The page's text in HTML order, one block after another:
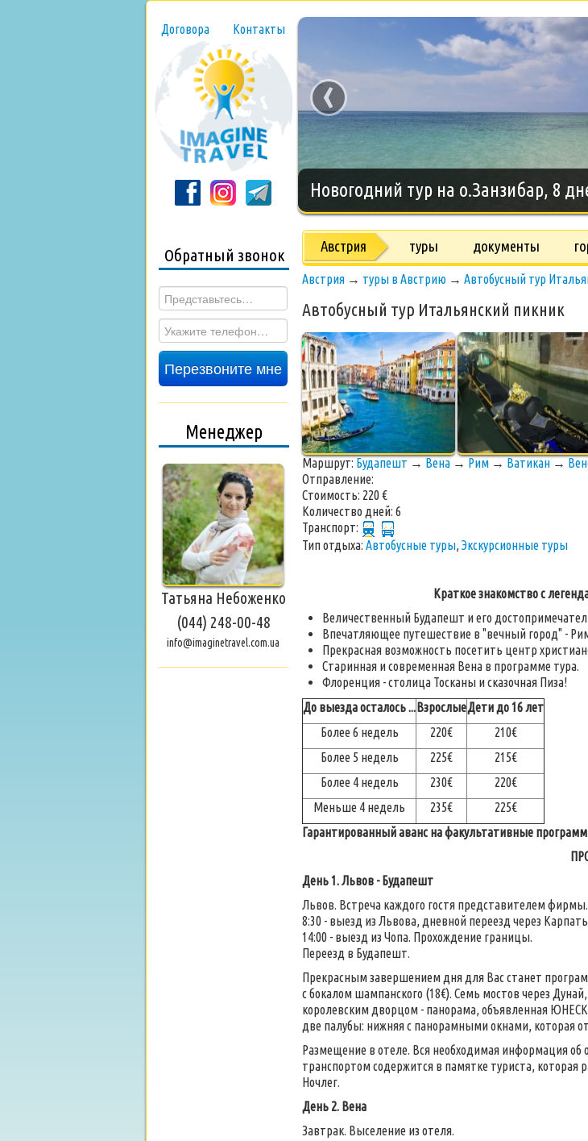
Договора Контакты
Новогодний тур на о.Занзибар, 8
‹
Обратный звонок
Перезвоните мне
Менеджер
Татьяна Небоженко
(044) 248-00-48
info@imaginetravel.com.ua
Австрия туры документы
Австрия → туры в Австрию → Автобусный тур
Автобусный тур Итальянский пикник
Маршрут: Будапешт → Вена → Рим → Ватикан →
Отправление:
Стоимость: 220 €
Количество дней: 6
Транспорт:
Тип отдыха: Автобусные туры,Экскурсионные туры
Краткое знакомство с
Величественный Будапешт и его
Впечатляющее путешествие в "вечный город" -
Прекрасная возможность посетить центр
Старинная и современная Вена в программе тура.
Флоренция - столица Тосканы и сказочная Пиза!
До выезда осталось ...ВзрослыеДети до 16 лет
Более 6 недель
220€
210€
Более 5 недель
225€
215€
Более 4 недель
230€
220€
Меньше 4 недель
235€
225€
Гарантированный аванс на факультативные
День 1. Львов - Будапешт
Львов. Встреча каждого гостя представителем фирмы.
8:30 - выезд из Львова, дневной переезд через
14:00 - выезд из Чопа. Прохождение границы.
Переезд в Будапешт.
Прекрасным завершением дня для Вас станет
с бокалом шампанского (18€). Семь мостов через
королевским дворцом - панорама, объявленная
две палубы: нижняя с панорамными окнами, которая
Размещение в отеле. Вся необходимая информация
транспортом содержится в памятке туриста, которая
Ночлег.
День 2. Вена
Завтрак. Выселение из отеля.